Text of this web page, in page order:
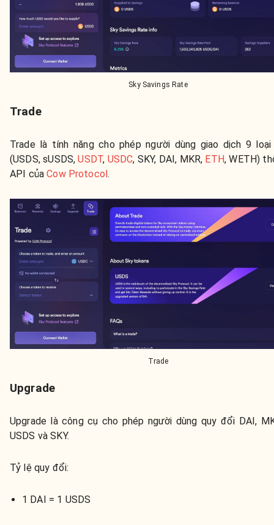
Sky Savings Rate
Trade
Trade là tính năng cho phép người dùng giao dịch 9
(USDS, sUSDS,USDT, USDC, SKY, DAI, MKR, ETH, WETH)
API củaCow Protocol.
Trade
Upgrade
Upgrade là công cụ cho phép người dùng quy đổi DAI,
USDS và SKY.
Tỷ lệ quy đổi:
1 DAI = 1 USDS